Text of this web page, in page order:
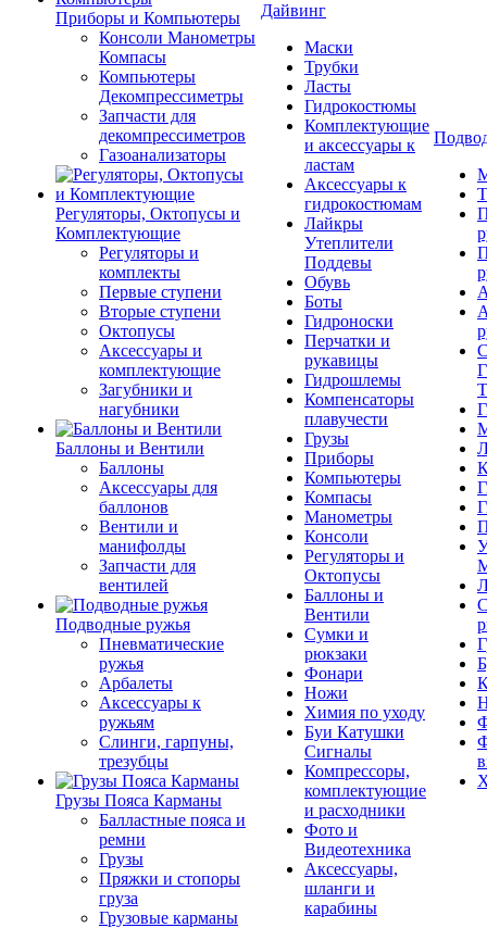
Приборы и Компьютеры
Консоли Манометры
Компасы
Компьютеры
Декомпрессиметры
Запчасти для
декомпрессиметров
Газоанализаторы
Регуляторы, Октопусы и
Комплектующие
Регуляторы и
комплекты
Первые ступени
Вторые ступени
Октопусы
Аксессуары и
комплектующие
Загубники и
нагубники
Баллоны и Вентили
Баллоны
Аксессуары для
баллонов
Вентили и
манифолды
Запчасти для
вентилей
Подводные ружья
Пневматические
ружья
Арбалеты
Аксессуары к
ружьям
Слинги, гарпуны,
трезубцы
Грузы Пояса Карманы
Балластные пояса и
ремни
Грузы
Пряжки и стопоры
груза
Грузовые карманы
Дайвинг
Маски
Трубки
Ласты
Гидрокостюмы
Комплектующие
и аксессуары к
ластам
Аксессуары к
гидрокостюмам
Лайкры
Утеплители
Поддевы
Обувь
Боты
Гидроноски
Перчатки и
рукавицы
Гидрошлемы
Компенсаторы
плавучести
Грузы
Приборы
Компьютеры
Компасы
Манометры
Консоли
Регуляторы и
Октопусы
Баллоны и
Вентили
Сумки и
рюкзаки
Фонари
Ножи
Химия по уходу
Буи Катушки
Сигналы
Компрессоры,
комплектующие
и расходники
Фото и
Видеотехника
Аксессуары,
шланги и
карабины